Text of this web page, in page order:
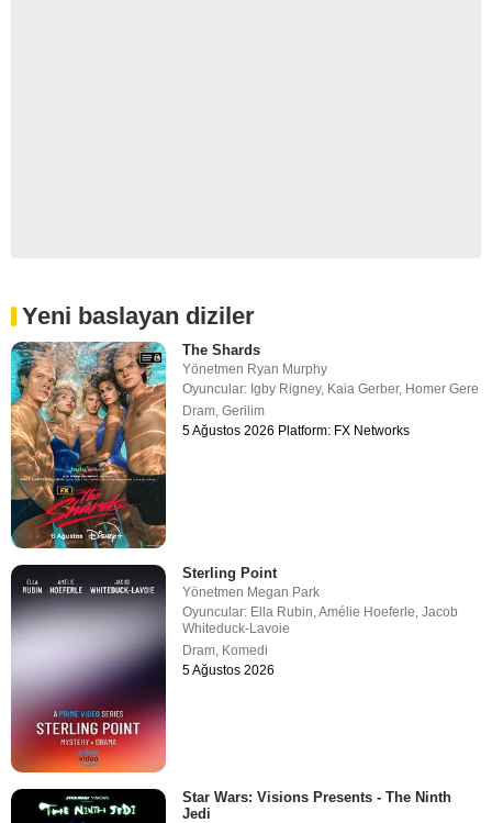
Yeni baslayan diziler
The Shards
Yönetmen Ryan Murphy
Oyuncular: Igby Rigney, Kaia Gerber, Homer Gere
Dram,Gerilim
5 Ağustos 2026 Platform: FX Networks
Sterling Point
Yönetmen Megan Park
Oyuncular: Ella Rubin,Amélie Hoeferle,Jacob
Whiteduck-Lavoie
Dram, Komedi
5 Ağustos 2026
Star Wars: Visions Presents - The Ninth
Jedi